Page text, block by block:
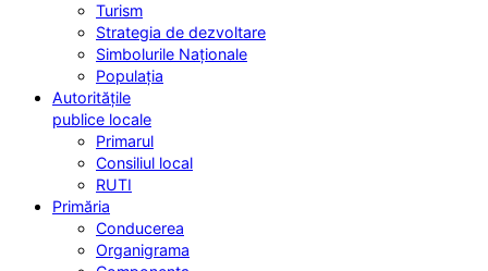
Turism
Strategia de dezvoltare
Simbolurile Naționale
Populația
Autoritățile
publice locale
Primarul
Consiliul local
RUTI
Primăria
Conducerea
Organigrama